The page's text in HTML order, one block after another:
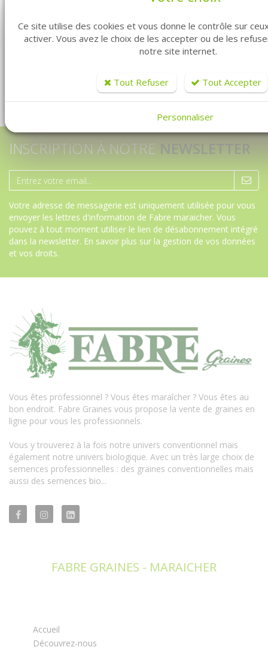
INSCRIPTION À NOTRE NEWSLETTER
Votre adresse de messagerie est uniquement utilisée pour vous
envoyer les lettres d'information de Fabre maraicher. Vous
pouvez à tout moment utiliser le lien de désabonnement intégré
dans la newsletter. En savoir plus sur la gestion de vos données
et vos droits.
Vous êtes professionnel ? Vous êtes maraîcher ? Vous êtes au
bon endroit. Fabre Graines vous propose la vente de graines en
ligne pour vous les professionnels.
Vous y trouverez à la fois notre univers conventionnel mais
également notre univers biologique. Avec un très large choix de
semences professionnelles : des graines conventionnelles mais
aussi des semences bio...
FABRE GRAINES - MARAICHER
Accueil
Découvrez-nous
Ce site utilise des cookies et vous donne le contrôle sur
activer. Vous avez le choix de les accepter ou de les
notre site internet.
Tout Refuser Tout Accepter
Personnaliser